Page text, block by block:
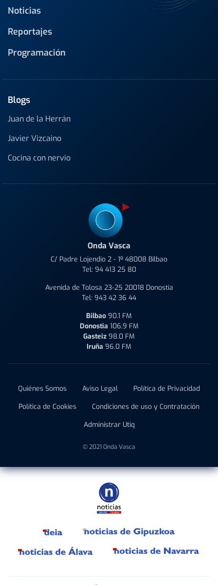
Noticias
Reportajes
Programación
Blogs
Juan de la Herrán
Javier Vizcaino
Cocina con nervio
Onda Vasca
C/ Padre Lojendio 2 - 1º 48008 Bilbao
Tel: 94 413 25 80
Avenida de Tolosa 23-25 20018 Donostia
Tel: 943 42 36 44
Bilbao 90.1 FM
Donostia 106.9 FM
Gasteiz 98.0 FM
Iruña 96.0 FM
Quiénes Somos Aviso Legal
Política de Privacidad
Política de Cookies
Condiciones de uso y Contratación
Administrar Utiq
© 2021 Onda Vasca